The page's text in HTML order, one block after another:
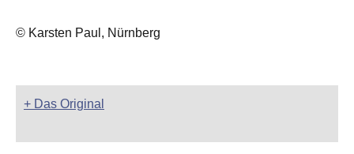
© Karsten Paul, Nürnberg
+ Das Original